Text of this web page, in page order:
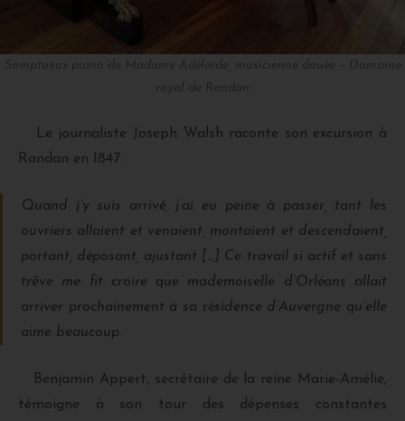
Le journaliste Joseph Walsh raconte son excursion à
Randan en 1847 :
Quand j’y suis arrivé, j’ai eu peine à passer, tant les
ouvriers allaient et venaient, montaient et descendaient,
portant, déposant, ajustant […] Ce travail si actif et sans
trêve me fit croire que mademoiselle d’Orléans allait
arriver prochainement à sa résidence d’Auvergne qu’elle
aime beaucoup.
Benjamin Appert, secrétaire de la reine Marie-Amélie,
témoigne à son tour des dépenses constantes